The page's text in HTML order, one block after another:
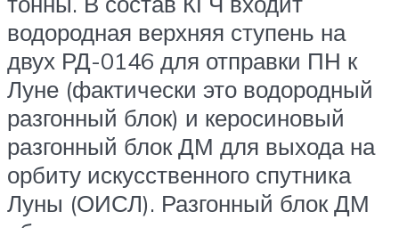
водородная верхняя ступень на
двух РД-0146 для отправки ПН к
Луне (фактически это водородный
разгонный блок) и керосиновый
разгонный блок ДМ для выхода на
орбиту искусственного спутника
Луны (ОИСЛ). Разгонный блок ДМ